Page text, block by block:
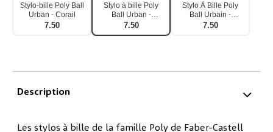
Stylo-bille Poly Ball
Urban - Corail
7.50
Stylo à bille Poly
Ball Urban -
Bordeaux
7.50
Stylo À Bille Poly
Ball Urbain -
Crépuscule Futur
7.50
Description
Les stylos à bille de la famille Poly de Faber-Castell